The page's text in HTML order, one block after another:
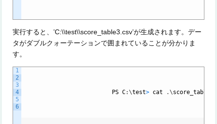
実行すると、’C:\\test\\score_table3.csv’が生成されます。デー
タがダブルクォーテーションで囲まれていることが分かりま
す。
1
2
3
4
5
6
PS C:\test> cat .\score_table3